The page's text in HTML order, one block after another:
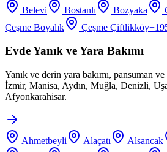
Belevi Bostanlı Bozyaka
Çeşme Boyalık
Çeşme Çiftlikköy+
Evde Yanık ve Yara Bakımı
Yanık ve derin yara bakımı, pansuman
İzmir, Manisa, Aydın, Muğla, Denizli,
Afyonkarahisar.
Ahmetbeyli Alaçatı Alsancak